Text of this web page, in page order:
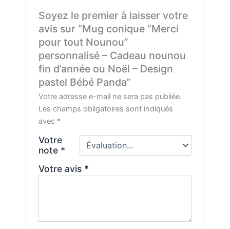
Soyez le premier à laisser votre
avis sur “Mug conique “Merci
pour tout Nounou”
personnalisé – Cadeau nounou
fin d’année ou Noël – Design
pastel Bébé Panda”
Votre adresse e-mail ne sera pas publiée.
Les champs obligatoires sont indiqués
avec *
Votre
note *
Votre avis *